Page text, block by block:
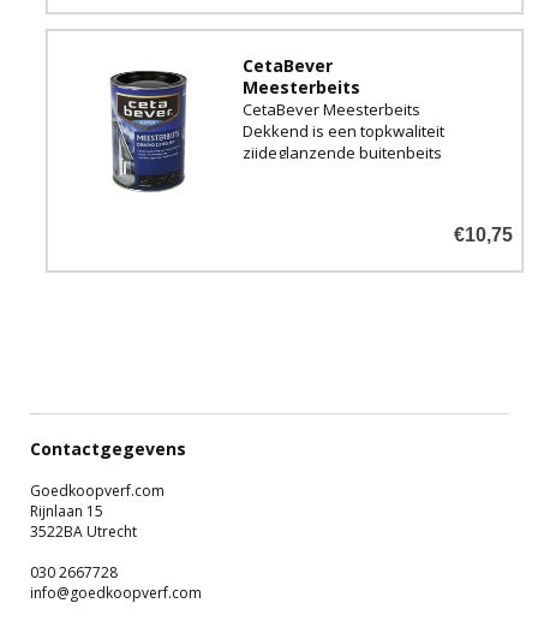
CetaBever
Meesterbeits
CetaBever Meesterbeits
Dekkend is een topkwaliteit
zijdeglanzende buitenbeits
€10,75
Contactgegevens
Goedkoopverf.com
Rijnlaan 15
3522BA Utrecht
030 2667728
info@goedkoopverf.com